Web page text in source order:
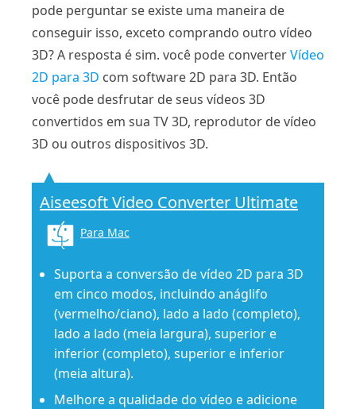
pode perguntar se existe uma maneira de
conseguir isso, exceto comprando outro vídeo
3D? A resposta é sim. você pode converterVídeo
2D para 3D com software 2D para 3D. Então
você pode desfrutar de seus vídeos 3D
convertidos em sua TV 3D, reprodutor de vídeo
3D ou outros dispositivos 3D.
Aiseesoft Video Converter Ultimate
Para Mac
Suporta a conversão de vídeo 2D para 3D
em cinco modos, incluindo anáglifo
(vermelho/ciano), lado a lado (completo),
lado a lado (meia largura), superior e
inferior (completo), superior e inferior
(meia altura).
Melhore a qualidade do vídeo e adicione